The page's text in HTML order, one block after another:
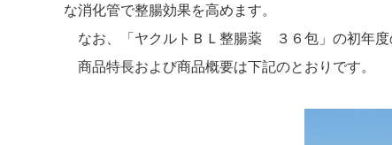
な消化管で整腸効果を高めます。
なお、「ヤクルトＢＬ整腸薬 ３６包」の初年度
商品特長および商品概要は下記のとおりです。